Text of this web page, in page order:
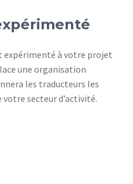
expérimenté à votre projet
une organisation
les traducteurs les
secteur d’activité.